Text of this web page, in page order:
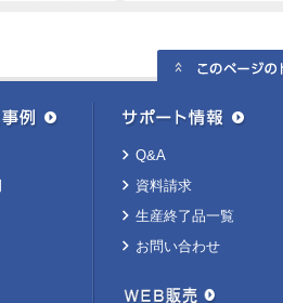
Q&A
資料請求
生産終了品一覧
お問い合わせ